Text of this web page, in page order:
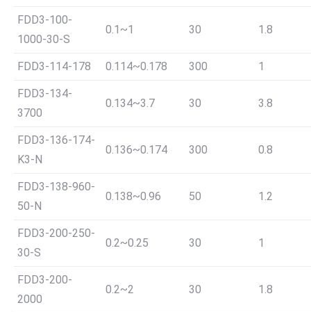
FDD3-100-
1000-30-S
0.1~1 30 1.8
FDD3-114-178 0.114~0.178 300 1
FDD3-134-
3700
0.134~3.7 30 3.8
FDD3-136-174-
K3-N
0.136~0.174 300 0.8
FDD3-138-960-
50-N
0.138~0.96 50 1.2
FDD3-200-250-
30-S
0.2~0.25 30 1
FDD3-200-
2000
0.2~2 30 1.8